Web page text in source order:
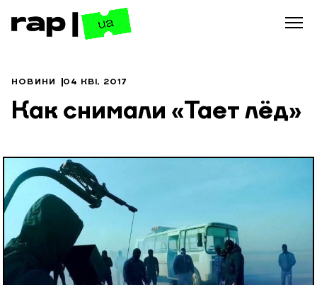
НОВИНИ 04 КВІ, 2017
Как снимали «Тает лёд»